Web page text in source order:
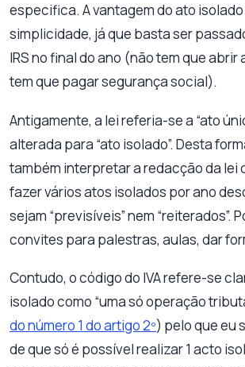
especifica. A vantagem do ato isolado
simplicidade, já que basta ser
IRS no final do ano (não tem que abrir
tem que pagar segurança social).
Antigamente, a lei referia-se a “ato
alterada para “ato isolado”. Desta
também interpretar a redacção da lei
fazer vários atos isolados por ano
sejam “previsíveis” nem “reiterados”.
convites para palestras, aulas, dar
Contudo, o código do IVA refere-se
isolado como “uma só operação
do número 1 do artigo 2º) pelo que eu
de que só é possível realizar 1 acto